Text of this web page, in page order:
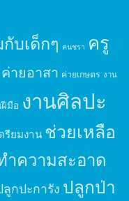
บเด็กๆ คนชรา ครู
ค่ายอาสา ค่ายเกษตร งาน
มือ งานศิลปะ
รียมงาน ช่วยเหลือ
ำความสะอาด
ลูกปะการัง ปลูกป่า